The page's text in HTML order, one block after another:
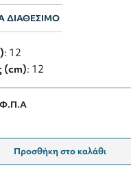
ΔΙΑΘΕΣΙΜΟ
: 12
(cm): 12
Φ.Π.Α
Προσθήκη στο καλάθι